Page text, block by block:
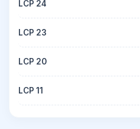
LCP 24
LCP 23
LCP 20
LCP 11